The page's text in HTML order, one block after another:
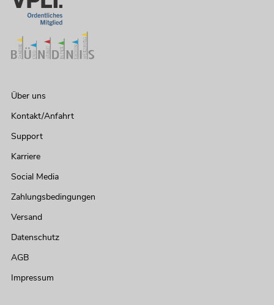
Über uns
Kontakt/Anfahrt
Support
Karriere
Social Media
Zahlungsbedingungen
Versand
Datenschutz
AGB
Impressum